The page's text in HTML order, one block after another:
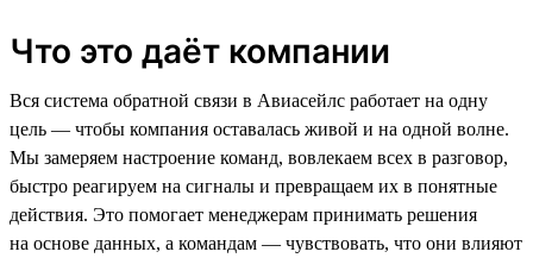
Что это даёт компании
Вся система обратной связи в Авиасейлс работает на одну
цель — чтобы компания оставалась живой и на одной волне.
Мы замеряем настроение команд, вовлекаем всех в разговор,
быстро реагируем на сигналы и превращаем их в понятные
действия. Это помогает менеджерам принимать решения
на основе данных, а командам — чувствовать, что они влияют